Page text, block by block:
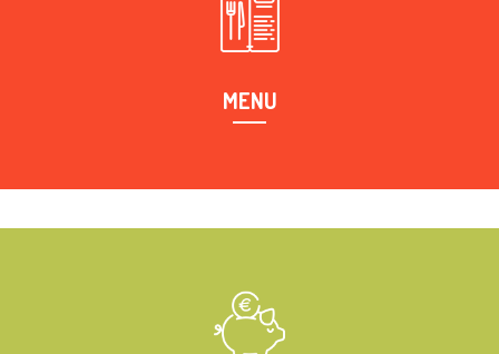
MENU
Consultez les menus de la CDE13 pour ces prochaines semaines